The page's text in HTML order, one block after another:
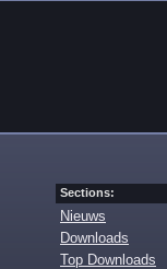
Sections:
Nieuws
Downloads
Top Downloads